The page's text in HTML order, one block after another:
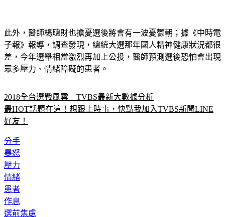
此外，醫師楊聰財也擔憂選後將會有一波憂鬱朝；據《中時電
子報》報導，調查發現，總統大選那年國人精神健康狀況都很
差，今年選舉相當激烈再加上公投，醫師預測選後恐怕會出現
2018全台選戰風雲　TVBS最新大數據分析
最HOT話題在這！想跟上時事，快點我加入TVBS新聞LINE
分手
暴怒
壓力
情緒
患者
作息